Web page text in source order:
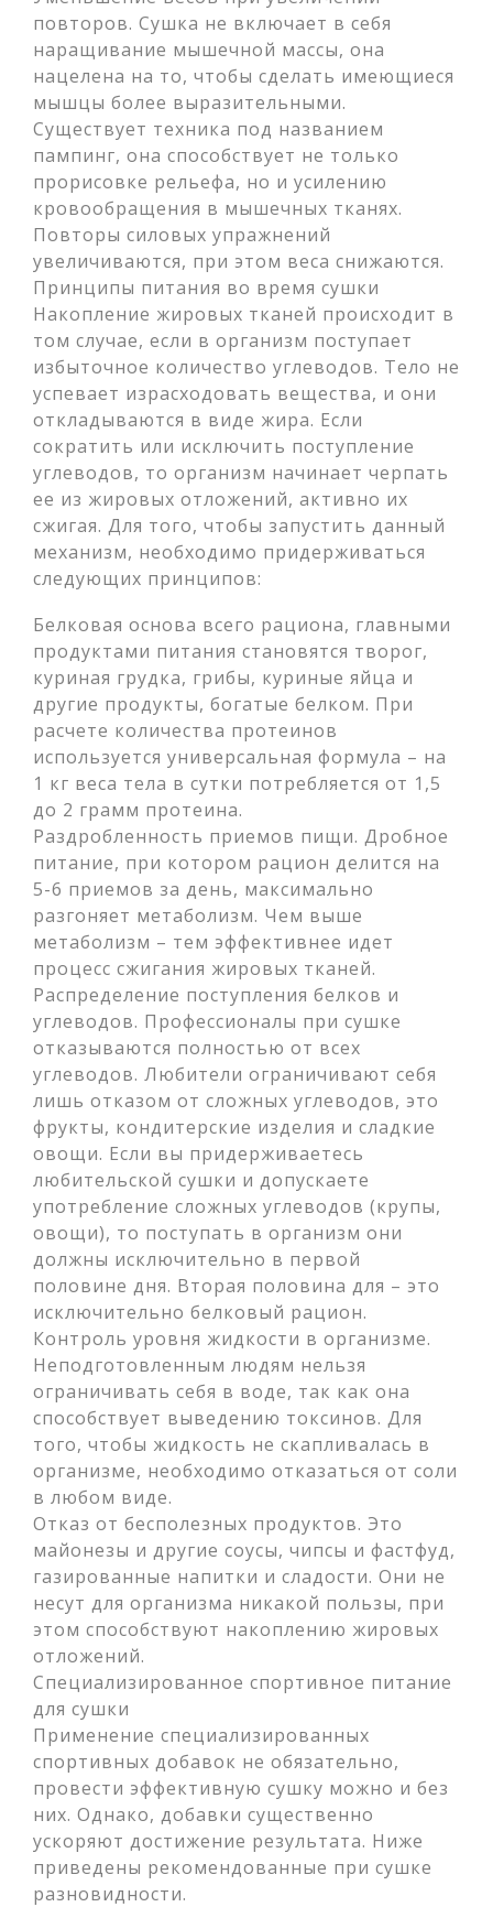
повторов. Сушка не включает в себя
наращивание мышечной массы, она
нацелена на то, чтобы сделать имеющиеся
мышцы более выразительными.
Существует техника под названием
пампинг, она способствует не только
прорисовке рельефа, но и усилению
кровообращения в мышечных тканях.
Повторы силовых упражнений
увеличиваются, при этом веса снижаются.
Принципы питания во время сушки
Накопление жировых тканей происходит в
том случае, если в организм поступает
избыточное количество углеводов. Тело не
успевает израсходовать вещества, и они
откладываются в виде жира. Если
сократить или исключить поступление
углеводов, то организм начинает черпать
ее из жировых отложений, активно их
сжигая. Для того, чтобы запустить данный
механизм, необходимо придерживаться
следующих принципов:
Белковая основа всего рациона, главными
продуктами питания становятся творог,
куриная грудка, грибы, куриные яйца и
другие продукты, богатые белком. При
расчете количества протеинов
используется универсальная формула – на
1 кг веса тела в сутки потребляется от 1,5
до 2 грамм протеина.
Раздробленность приемов пищи. Дробное
питание, при котором рацион делится на
5-6 приемов за день, максимально
разгоняет метаболизм. Чем выше
метаболизм – тем эффективнее идет
процесс сжигания жировых тканей.
Распределение поступления белков и
углеводов. Профессионалы при сушке
отказываются полностью от всех
углеводов. Любители ограничивают себя
лишь отказом от сложных углеводов, это
фрукты, кондитерские изделия и сладкие
овощи. Если вы придерживаетесь
любительской сушки и допускаете
употребление сложных углеводов (крупы,
овощи), то поступать в организм они
должны исключительно в первой
половине дня. Вторая половина для – это
исключительно белковый рацион.
Контроль уровня жидкости в организме.
Неподготовленным людям нельзя
ограничивать себя в воде, так как она
способствует выведению токсинов. Для
того, чтобы жидкость не скапливалась в
организме, необходимо отказаться от соли
в любом виде.
Отказ от бесполезных продуктов. Это
майонезы и другие соусы, чипсы и фастфуд,
газированные напитки и сладости. Они не
несут для организма никакой пользы, при
этом способствуют накоплению жировых
отложений.
Специализированное спортивное питание
для сушки
Применение специализированных
спортивных добавок не обязательно,
провести эффективную сушку можно и без
них. Однако, добавки существенно
ускоряют достижение результата. Ниже
приведены рекомендованные при сушке
разновидности.